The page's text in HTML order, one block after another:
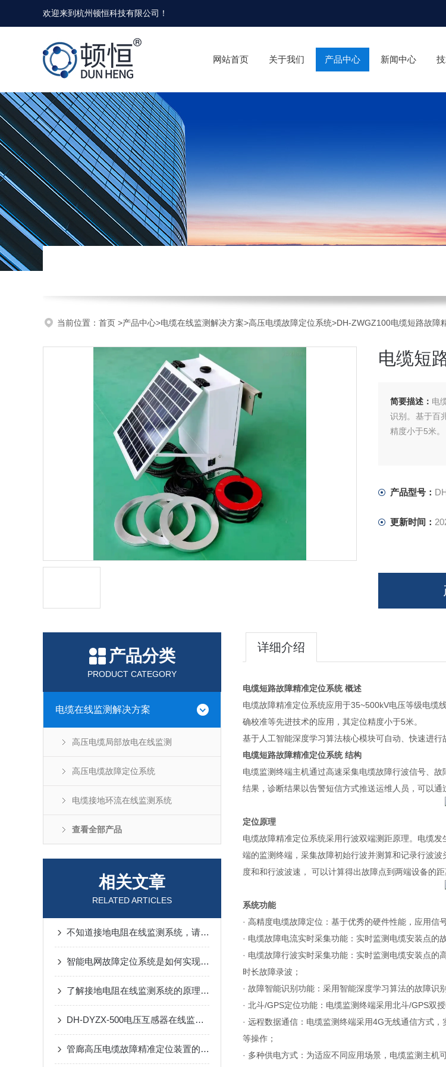
欢迎来到杭州顿恒科技有限公司 ！
网站首页 关于我们 产品中心 新闻中心
当前位置： 首页 >产品中心>电缆在线监测解决方案>高压电缆故障定位系统>DH-ZWGZ100电缆短路故障
电缆短
简要描述： 电
识别。基于百
精度小于5米。
产品型号：
更新时间：
产品分类
PRODUCT CATEGORY
电缆在线监测解决方案
高压电缆局部放电在线监测
高压电缆故障定位系统
电缆接地环流在线监测系统
查看全部产品
相关文章
RELATED ARTICLES
不知道接地电阻在线监测系统，请看这里！
智能电网故障定位系统是如何实现故障类型的自动识别的？
了解接地电阻在线监测系统的原理，很重要！
DH-DYZX-500电压互感器在线监测装置：功能特点详解
管廊高压电缆故障精准定位装置的技术原理是什么呢？
详细介绍
电缆短路故障精准定位系统概述
电缆故障精准定位系统应用于35~500kV电压等级电缆
确校准等先进技术的应用，其定位精度小于5米。
基于人工智能深度学习算法核心模块可自动、快速进
电缆短路故障精准定位系统结构
电缆监测终端主机通过高速采集电缆故障行波信号、
结果，诊断结果以告警短信方式推送运维人员，可以通
定位原理
电缆故障精准定位系统采用行波双端测距原理。电缆
端的监测终端，采集故障初始行波并测算和记录行波
度和和行波波速， 可以计算得出故障点到两端设备的距
系统功能
· 高精度电缆故障定位：基于优秀的硬件性能，应用信
· 电缆故障电流实时采集功能：实时监测电缆安装点的
· 电缆故障行波实时采集功能：实时监测电缆安装点
时长故障录波；
· 故障智能识别功能：采用智能深度学习算法的故障识
· 北斗/GPS定位功能：电缆监测终端采用北斗/GPS双
· 远程数据通信：电缆监测终端采用4G无线通信方式
等操作；
· 多种供电方式：为适应不同应用场景，电缆监测主机